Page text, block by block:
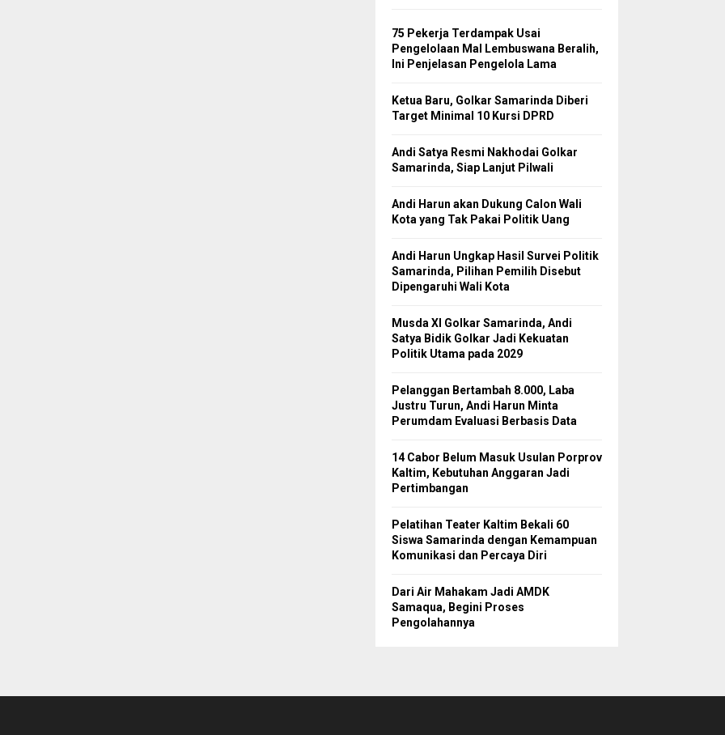
75 Pekerja Terdampak Usai
Pengelolaan Mal Lembuswana Beralih,
Ini Penjelasan Pengelola Lama
Ketua Baru, Golkar Samarinda Diberi
Target Minimal 10 Kursi DPRD
Andi Satya Resmi Nakhodai Golkar
Samarinda, Siap Lanjut Pilwali
Andi Harun akan Dukung Calon Wali
Kota yang Tak Pakai Politik Uang
Andi Harun Ungkap Hasil Survei Politik
Samarinda, Pilihan Pemilih Disebut
Dipengaruhi Wali Kota
Musda XI Golkar Samarinda, Andi
Satya Bidik Golkar Jadi Kekuatan
Politik Utama pada 2029
Pelanggan Bertambah 8.000, Laba
Justru Turun, Andi Harun Minta
Perumdam Evaluasi Berbasis Data
14 Cabor Belum Masuk Usulan Porprov
Kaltim, Kebutuhan Anggaran Jadi
Pertimbangan
Pelatihan Teater Kaltim Bekali 60
Siswa Samarinda dengan Kemampuan
Komunikasi dan Percaya Diri
Dari Air Mahakam Jadi AMDK
Samaqua, Begini Proses
Pengolahannya